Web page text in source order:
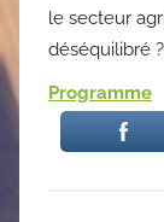
le secteur
déséquilibré
Programme